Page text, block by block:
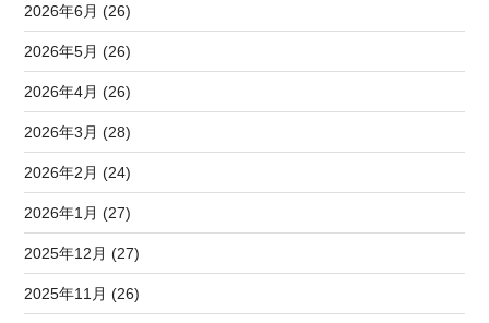
2026年6月 (26)
2026年5月 (26)
2026年4月 (26)
2026年3月 (28)
2026年2月 (24)
2026年1月 (27)
2025年12月 (27)
2025年11月 (26)